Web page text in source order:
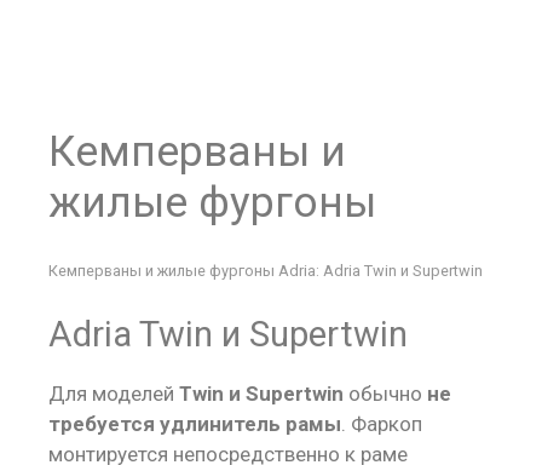
Кемперваны и
жилые фургоны
Кемперваны и жилые фургоны Adria: Adria Twin и Supertwin
Adria Twin и Supertwin
Для моделей Twin и Supertwin обычно не
требуется удлинитель рамы . Фаркоп
монтируется непосредственно к раме